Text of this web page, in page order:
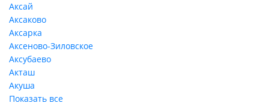
Аксай
Аксаково
Аксарка
Аксеново-Зиловское
Аксубаево
Акташ
Акуша
Показать все